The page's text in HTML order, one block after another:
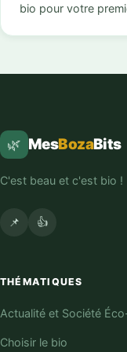
bio pour votre
🌿 MesBozaBits
C'est beau et c'est bio !
📌 👍
THÉMATIQUES
Actualité et Société
Choisir le bio